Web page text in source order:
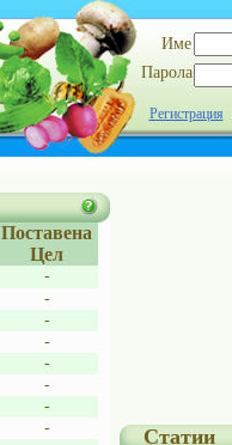
Име
Парола
Регистрация
Поставена
Цел
-
-
-
-
-
-
-
- Статии